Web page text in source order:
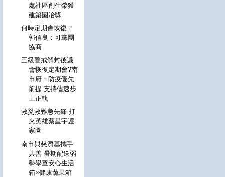
處社區創生榮獲
建築園冶獎
何時定期會恢復？
郭信良：可黨團
協商
三級警戒解封後議
會恢復定期會?南
市府：防疫優先
前提 支持儘速步
上正軌
救災救難急先鋒 打
火英雄蔡星宇護
家園
南市與慈濟基攜手
共善 暑期配送弱
勢學童安心生活
箱×健康蔬果箱